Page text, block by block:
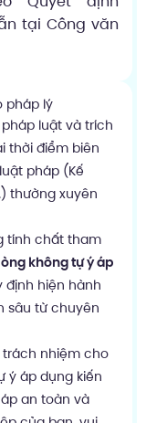
tại Công văn
pháp lý
luật và trích
thời điểm biên
pháp (Kế
thường xuyên
tính chất tham
không tự ý áp
định hiện hành
sâu từ chuyên
trách nhiệm cho
ý áp dụng kiến
an toàn và